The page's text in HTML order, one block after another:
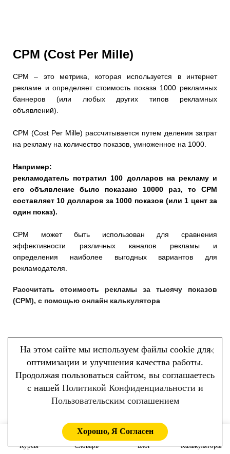
CPM (Cost Per Mille)
CPM – это метрика, которая используется в интернет
рекламе и определяет стоимость показа 1000 рекламных
баннеров (или любых других типов рекламных
объявлений).
CPM (Cost Per Mille) рассчитывается путем деления затрат
на рекламу на количество показов, умноженное на 1000.
Например:
рекламодатель потратил 100 долларов на рекламу и
его объявление было показано 10000 раз, то CPM
составляет 10 долларов за 1000 показов (или 1 цент за
один показ).
CPM может быть использован для сравнения
эффективности различных каналов рекламы и
определения наиболее выгодных вариантов для
рекламодателя.
Рассчитать cтоимость рекламы за тысячу показов
(CPM), с помощью онлайн калькулятора
CPO (Cost Per Order)
CPO – это метрика, которая используется для измерения
стоимости привлечения одного заказа.
на рекламу на количество сделанных заказов.
Курсы Словарь Блог Калькуляторы
На этом сайте мы используем файлы cookie для
оптимизации и улучшения качества работы.
Продолжая пользоваться сайтом, вы соглашаетесь
с нашей Политикой Конфиденциальности и
Пользовательским соглашением
Хорошо, Я Согласен